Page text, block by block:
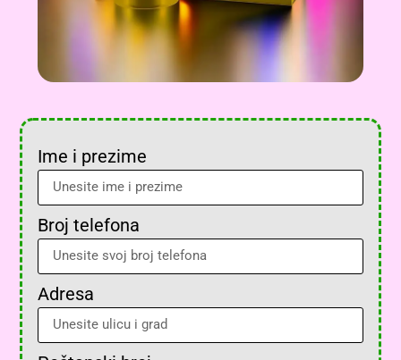
Ime i prezime
Broj telefona
Adresa